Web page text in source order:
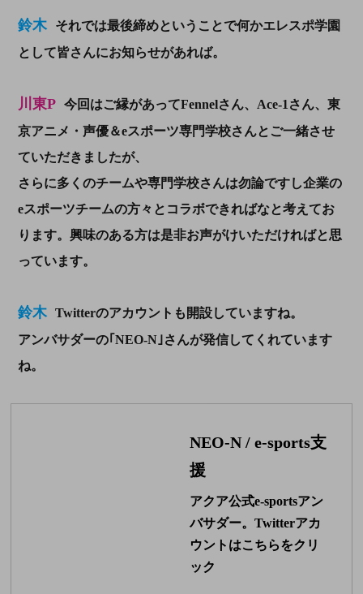
鈴木
それでは最後締めということで何かエレスポ学園
として皆さんにお知らせがあれば。
川東P
今回はご縁があってFennelさん、Ace-1さん、東
京アニメ・声優＆eスポーツ専門学校さんとご一緒させ
ていただきましたが、
さらに多くのチームや専門学校さんは勿論ですし企業の
eスポーツチームの方々とコラボできればなと考えてお
ります。興味のある方は是非お声がけいただければと思
っています。
鈴木
Twitterのアカウントも開設していますね。
アンバサダーの｢NEO-N｣さんが発信してくれています
ね。
NEO-N / e-sports支
援
アクア公式e-sportsアン
バサダー。Twitterアカ
ウントはこちらをクリ
ック